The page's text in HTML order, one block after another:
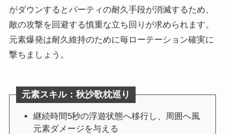
がダウンするとパーティの耐久手段が消滅するため、
敵の攻撃を回避する慎重な立ち回りが求められます。
元素爆発は耐久維持のために毎ローテーション確実に
撃ちましょう。
元素スキル：秋沙歌枕巡り
継続時間5秒の浮遊状態へ移行し、周囲へ風
元素ダメージを与える